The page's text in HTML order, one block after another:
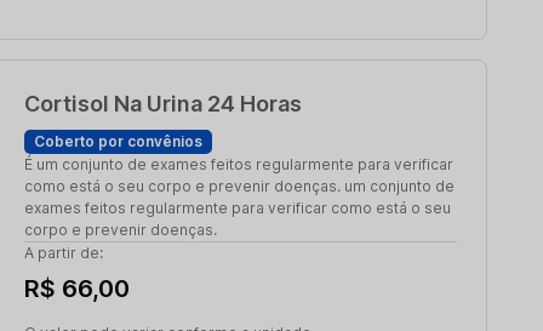
Cortisol Na Urina 24 Horas
Coberto por convênios
É um conjunto de exames feitos regularmente para verificar
como está o seu corpo e prevenir doenças. um conjunto de
exames feitos regularmente para verificar como está o seu
corpo e prevenir doenças.
A partir de:
R$ 66,00